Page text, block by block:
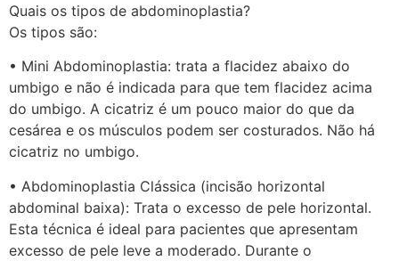
Quais os tipos de abdominoplastia?
Os tipos são:
• Mini Abdominoplastia: trata a flacidez abaixo do
umbigo e não é indicada para que tem flacidez acima
do umbigo. A cicatriz é um pouco maior do que da
cesárea e os músculos podem ser costurados. Não há
cicatriz no umbigo.
• Abdominoplastia Clássica (incisão horizontal
abdominal baixa): Trata o excesso de pele horizontal.
Esta técnica é ideal para pacientes que apresentam
excesso de pele leve a moderado. Durante o